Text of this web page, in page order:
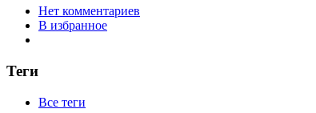
Нет комментариев
В избранное
Теги
Все теги